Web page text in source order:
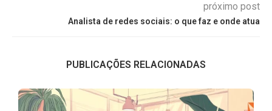
próximo post
Analista de redes sociais: o que faz e onde atua
PUBLICAÇÕES RELACIONADAS